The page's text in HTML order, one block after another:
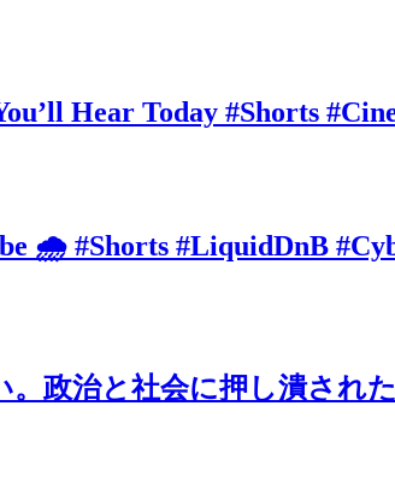
Hear Today #Shorts
🌧️ #Shorts #LiquidDnB
政治と社会に押し潰され